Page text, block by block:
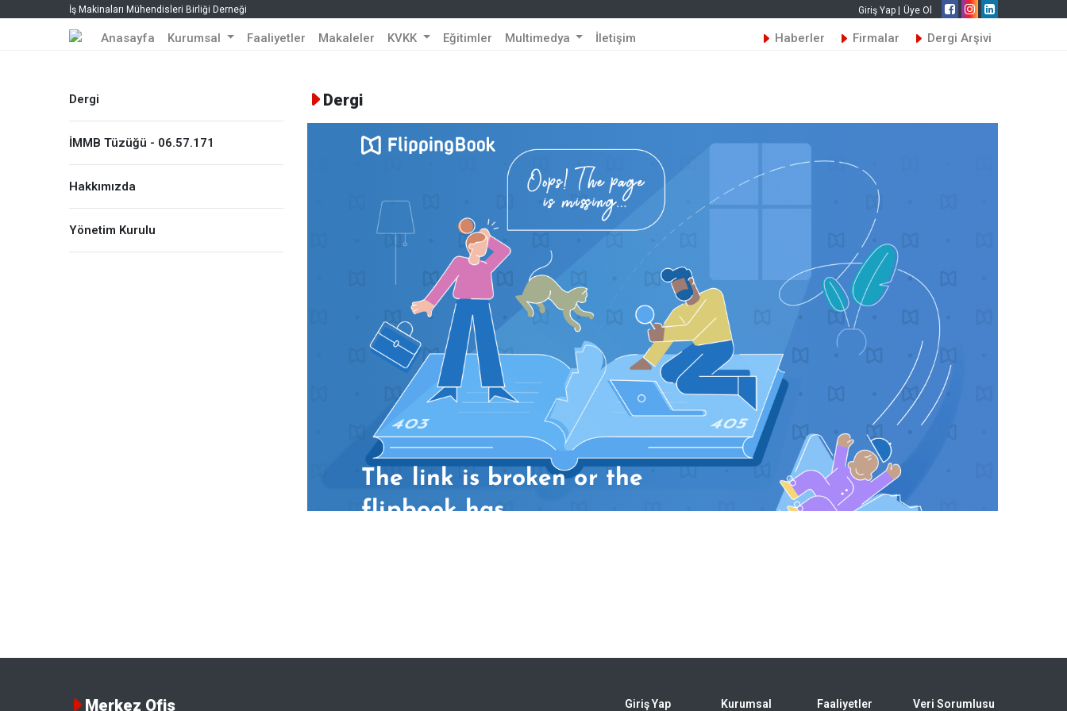
İş Makinaları Mühendisleri Birliği Derneği Giriş Yap | Üye Ol
Anasayfa Kurumsal Faaliyetler Makaleler KVKK Eğitimler Multimedya İletişim Haberler Firmalar Dergi Arşivi
Dergi
İMMB Tüzüğü - 06.57.171
Hakkımızda
Yönetim Kurulu
Dergi
Merkez Ofis Giriş Yap Kurumsal Faaliyetler Veri Sorumlusu